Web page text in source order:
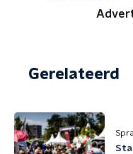
Gerelateerd